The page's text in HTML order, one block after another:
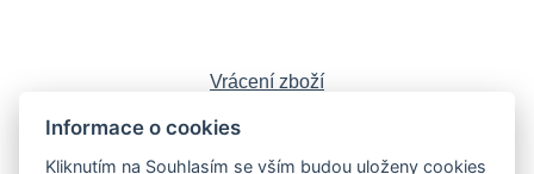
Vrácení zboží
Informace o cookies
Kliknutím na Souhlasím se vším budou uloženy cookies